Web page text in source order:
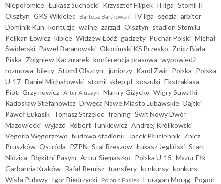
Niepołomice Łukasz Suchocki Krzysztof Filipek II liga Stomil II
Olsztyn GKS Wikielec Bartosz Bartkowski IV liga sędzia arbiter
Dominik Kun kontuzje walne zarząd Olsztyn stadion Stomilu
Pelikan Łowicz kibice Widzew Łódź gadżety Puchar Polski Michał
Świderski Paweł Baranowski Okocimski KS Brzesko Znicz Biała
Piska Zbigniew Kaczmarek konferencja prasowa wypowiedź
rozmowa bilety Stomil Olsztyn - juniorzy Karol Żwir Polska Polska
U-17 Daniel Michałowski stomil-sklep.pl koszulki Ekstraklasa
Piotr Grzymowicz Artur Aluszyk Mamry Giżycko Wigry Suwałki
Radosław Stefanowicz Drwęca Nowe Miasto Lubawskie Dajtki
Paweł Łukasik Tomasz Strzelec trening Świt Nowy Dwór
Mazowiecki wyjazd Robert Tunkiewicz Andrzej Królikowski
Vęgoria Węgorzewo budowa stadionu Jacek Płuciennik Znicz
Pruszków Ostróda PZPN Stal Rzeszów Łukasz Jegliński Start
Nidzica Błękitni Pasym Artur Siemaszko Polska U-15 Mazur Ełk
Garbarnia Kraków Rafał Remisz transfery konkursy konkurs
Wisła Puławy Igor Biedrzycki Polonia Pasłęk Huragan Morąg Pogoń